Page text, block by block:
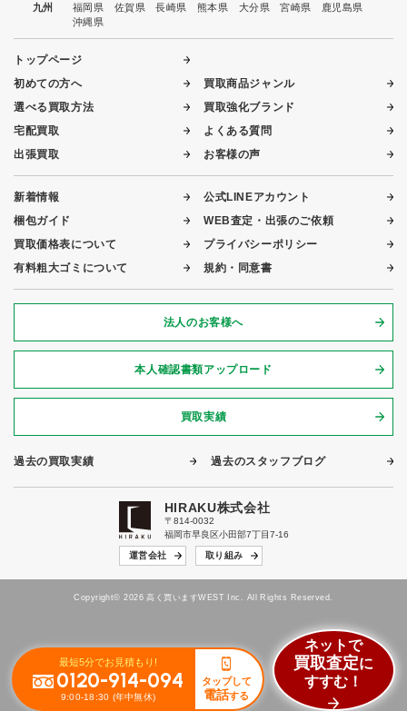
最短5分でお見積もり!
0120-914-094
9:00-18:30 (年中無休)
タップして
電話する
ネットで
買取査定に
すすむ！
九州
福岡県 佐賀県 長崎県 熊本県 大分県 宮崎県
鹿児島県
沖縄県
トップページ
初めての方へ
選べる買取方法
宅配買取
出張買取
買取商品ジャンル
買取強化ブランド
よくある質問
お客様の声
新着情報
梱包ガイド
買取価格表について
有料粗大ゴミについて
公式LINEアカウント
WEB査定・出張のご依頼
プライバシーポリシー
規約・同意書
法人のお客様へ
本人確認書類アップロード
買取実績
過去の買取実績 過去のスタッフブログ
HIRAKU株式会社
〒814-0032
福岡市早良区小田部7丁目7-16
運営会社 取り組み
Copyright© 2026 高く買いますWEST Inc. All Rights Reserved.